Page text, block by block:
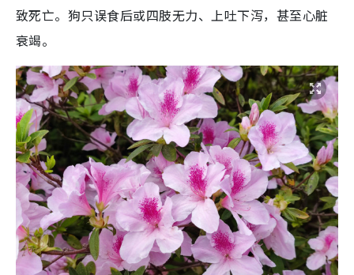
致死亡。狗只误食后或四肢无力、上吐下泻，甚至心脏
衰竭。